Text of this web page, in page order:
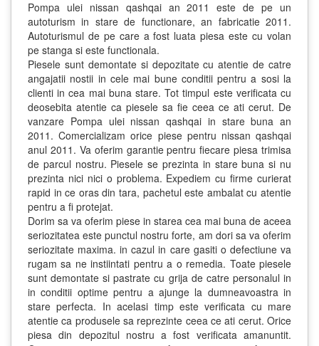
Pompa ulei nissan qashqai an 2011 este de pe un
autoturism in stare de functionare, an fabricatie 2011.
Autoturismul de pe care a fost luata piesa este cu volan
pe stanga si este functionala.
Piesele sunt demontate si depozitate cu atentie de catre
angajatii nostii in cele mai bune conditii pentru a sosi la
clienti in cea mai buna stare. Tot timpul este verificata cu
deosebita atentie ca piesele sa fie ceea ce ati cerut. De
vanzare Pompa ulei nissan qashqai in stare buna an
2011. Comercializam orice piese pentru nissan qashqai
anul 2011. Va oferim garantie pentru fiecare piesa trimisa
de parcul nostru. Piesele se prezinta in stare buna si nu
prezinta nici nici o problema. Expediem cu firme curierat
rapid in ce oras din tara, pachetul este ambalat cu atentie
pentru a fi protejat.
Dorim sa va oferim piese in starea cea mai buna de aceea
seriozitatea este punctul nostru forte, am dori sa va oferim
seriozitate maxima. in cazul in care gasiti o defectiune va
rugam sa ne instiintati pentru a o remedia. Toate piesele
sunt demontate si pastrate cu grija de catre personalul in
in conditii optime pentru a ajunge la dumneavoastra in
stare perfecta. In acelasi timp este verificata cu mare
atentie ca produsele sa reprezinte ceea ce ati cerut. Orice
piesa din depozitul nostru a fost verificata amanuntit.